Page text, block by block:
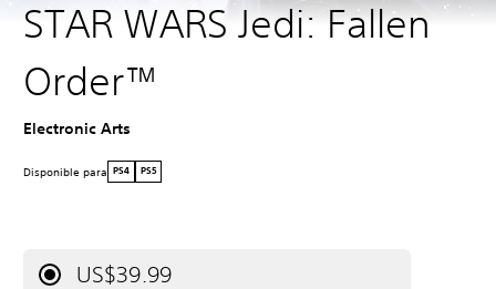
STAR WARS Jedi: Fallen
Order™
Electronic Arts
Disponible para PS4 PS5
US$39.99